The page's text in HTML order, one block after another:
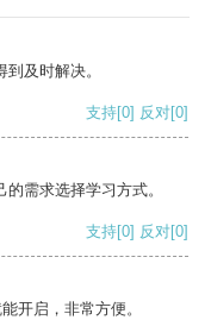
及时解决。
支持[0] 反对[0]
需求选择学习方式。
支持[0] 反对[0]
开启，非常方便。